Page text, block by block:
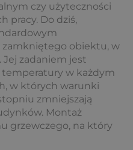
czy użyteczności
pracy. Do dziś,
zamkniętego obiektu, w
zadaniem jest
w każdym
w których warunki
zmniejszają
Montaż
grzewczego, na który